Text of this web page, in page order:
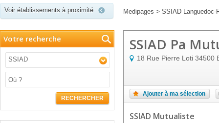
Voir établissements à proximité Medipages > SSIAD Languedoc-
Votre recherche
SSIAD
RECHERCHER
SSIAD Pa
18 Rue Pierre Loti 34500
Ajouter à ma sélection
SSIAD Mutualiste